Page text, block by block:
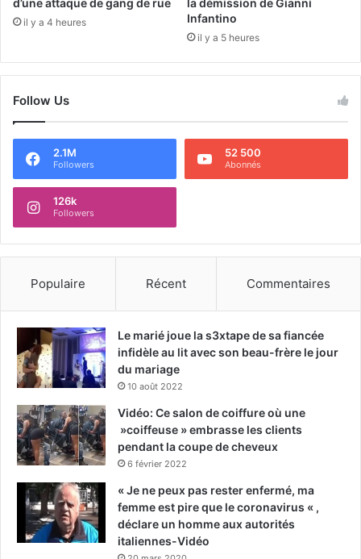
d’une attaque de gang de rue
il y a 4 heures
la démission de Gianni
Infantino
il y a 5 heures
Follow Us
2.1M
Followers
52 500
Abonnés
126k
Followers
Populaire Récent Commentaires
Le marié joue la s3xtape de sa fiancée
infidèle au lit avec son beau-frère le jour
du mariage
10 août 2022
Vidéo: Ce salon de coiffure où une
»coiffeuse » embrasse les clients
pendant la coupe de cheveux
6 février 2022
« Je ne peux pas rester enfermé, ma
femme est pire que le coronavirus « ,
déclare un homme aux autorités
italiennes-Vidéo